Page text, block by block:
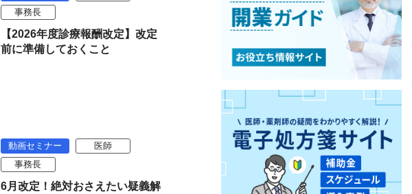
事務長
【2026年度診療報酬改定】改定
前に準備しておくこと
動画セミナー
医師
事務長
6月改定！絶対おさえたい疑義解